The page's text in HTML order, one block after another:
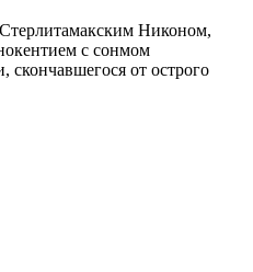
Никоном,
с сонмом
скончавшегося от острого